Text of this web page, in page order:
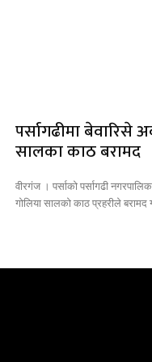
पर्सागढीमा बेवारिसे
सालका काठ बरामद
वीरगंज । पर्साको पर्सागढी
गोलिया सालको काठ प्रहरीले बरामद